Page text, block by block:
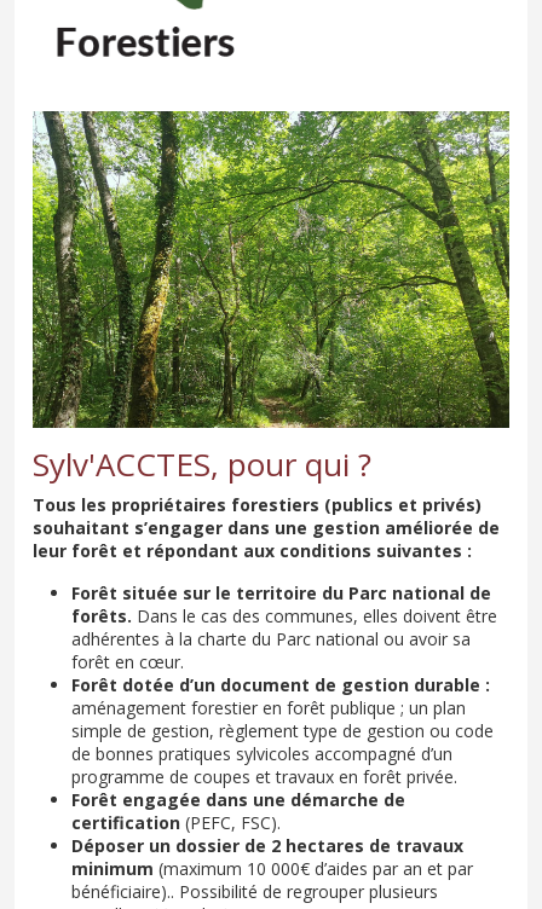
Sylv'ACCTES, pour qui ?
Tous les propriétaires forestiers (publics et privés)
souhaitant s’engager dans une gestion améliorée de
leur forêt et répondant aux conditions suivantes :
Forêt située sur le territoire du Parc national de
forêts. Dans le cas des communes, elles doivent être
adhérentes à la charte du Parc national ou avoir sa
forêt en cœur.
Forêt dotée d’un document de gestion durable :
aménagement forestier en forêt publique ; un plan
simple de gestion, règlement type de gestion ou code
de bonnes pratiques sylvicoles accompagné d’un
programme de coupes et travaux en forêt privée.
Forêt engagée dans une démarche de
certification (PEFC, FSC).
Déposer un dossier de 2 hectares de travaux
minimum (maximum 10 000€ d’aides par an et par
bénéficiaire).. Possibilité de regrouper plusieurs